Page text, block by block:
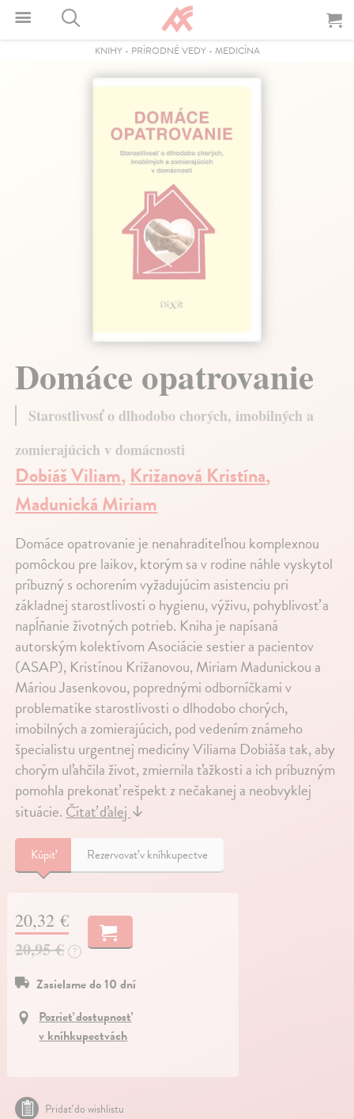
KNIHY- PRÍRODNÉ VEDY- MEDICÍNA
Domáce opatrovanie
Starostlivosť o dlhodobo chorých, imobilných a
zomierajúcich v domácnosti
Dobiáš Viliam,Križanová Kristína,
Madunická Miriam
Domáce opatrovanie je nenahraditeľnou komplexnou
pomôckou pre laikov, ktorým sa v rodine náhle vyskytol
príbuzný s ochorením vyžadujúcim asistenciu pri
základnej starostlivosti o hygienu, výživu, pohyblivosť a
napĺňanie životných potrieb. Kniha je napísaná
autorským kolektívom Asociácie sestier a pacientov
(ASAP), Kristínou Križanovou, Miriam Madunickou a
Máriou Jasenkovou, poprednými odborníčkami v
problematike starostlivosti o dlhodobo chorých,
imobilných a zomierajúcich, pod vedením známeho
špecialistu urgentnej medicíny Viliama Dobiáša tak, aby
chorým uľahčila život, zmiernila ťažkosti a ich príbuzným
pomohla prekonať rešpekt z nečakanej a neobvyklej
situácie.Čítať ďalej↓
Kúpiť Rezervovať v kníhkupectve
20,32 €
20,95 € ?
Zasielame do 10 dní
Pozrieť dostupnosť
v kníhkupectvách
Pridať do wishlistu